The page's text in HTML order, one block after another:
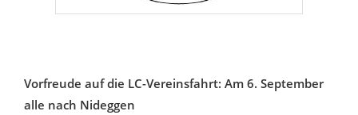
Vorfreude auf die LC-Vereinsfahrt: Am 6. September
alle nach Nideggen